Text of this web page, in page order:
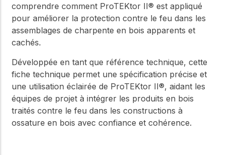
comprendre comment ProTEKtor II® est appliqué
pour améliorer la protection contre le feu dans les
assemblages de charpente en bois apparents et
cachés.
Développée en tant que référence technique, cette
fiche technique permet une spécification précise et
une utilisation éclairée de ProTEKtor II®, aidant les
équipes de projet à intégrer les produits en bois
traités contre le feu dans les constructions à
ossature en bois avec confiance et cohérence.